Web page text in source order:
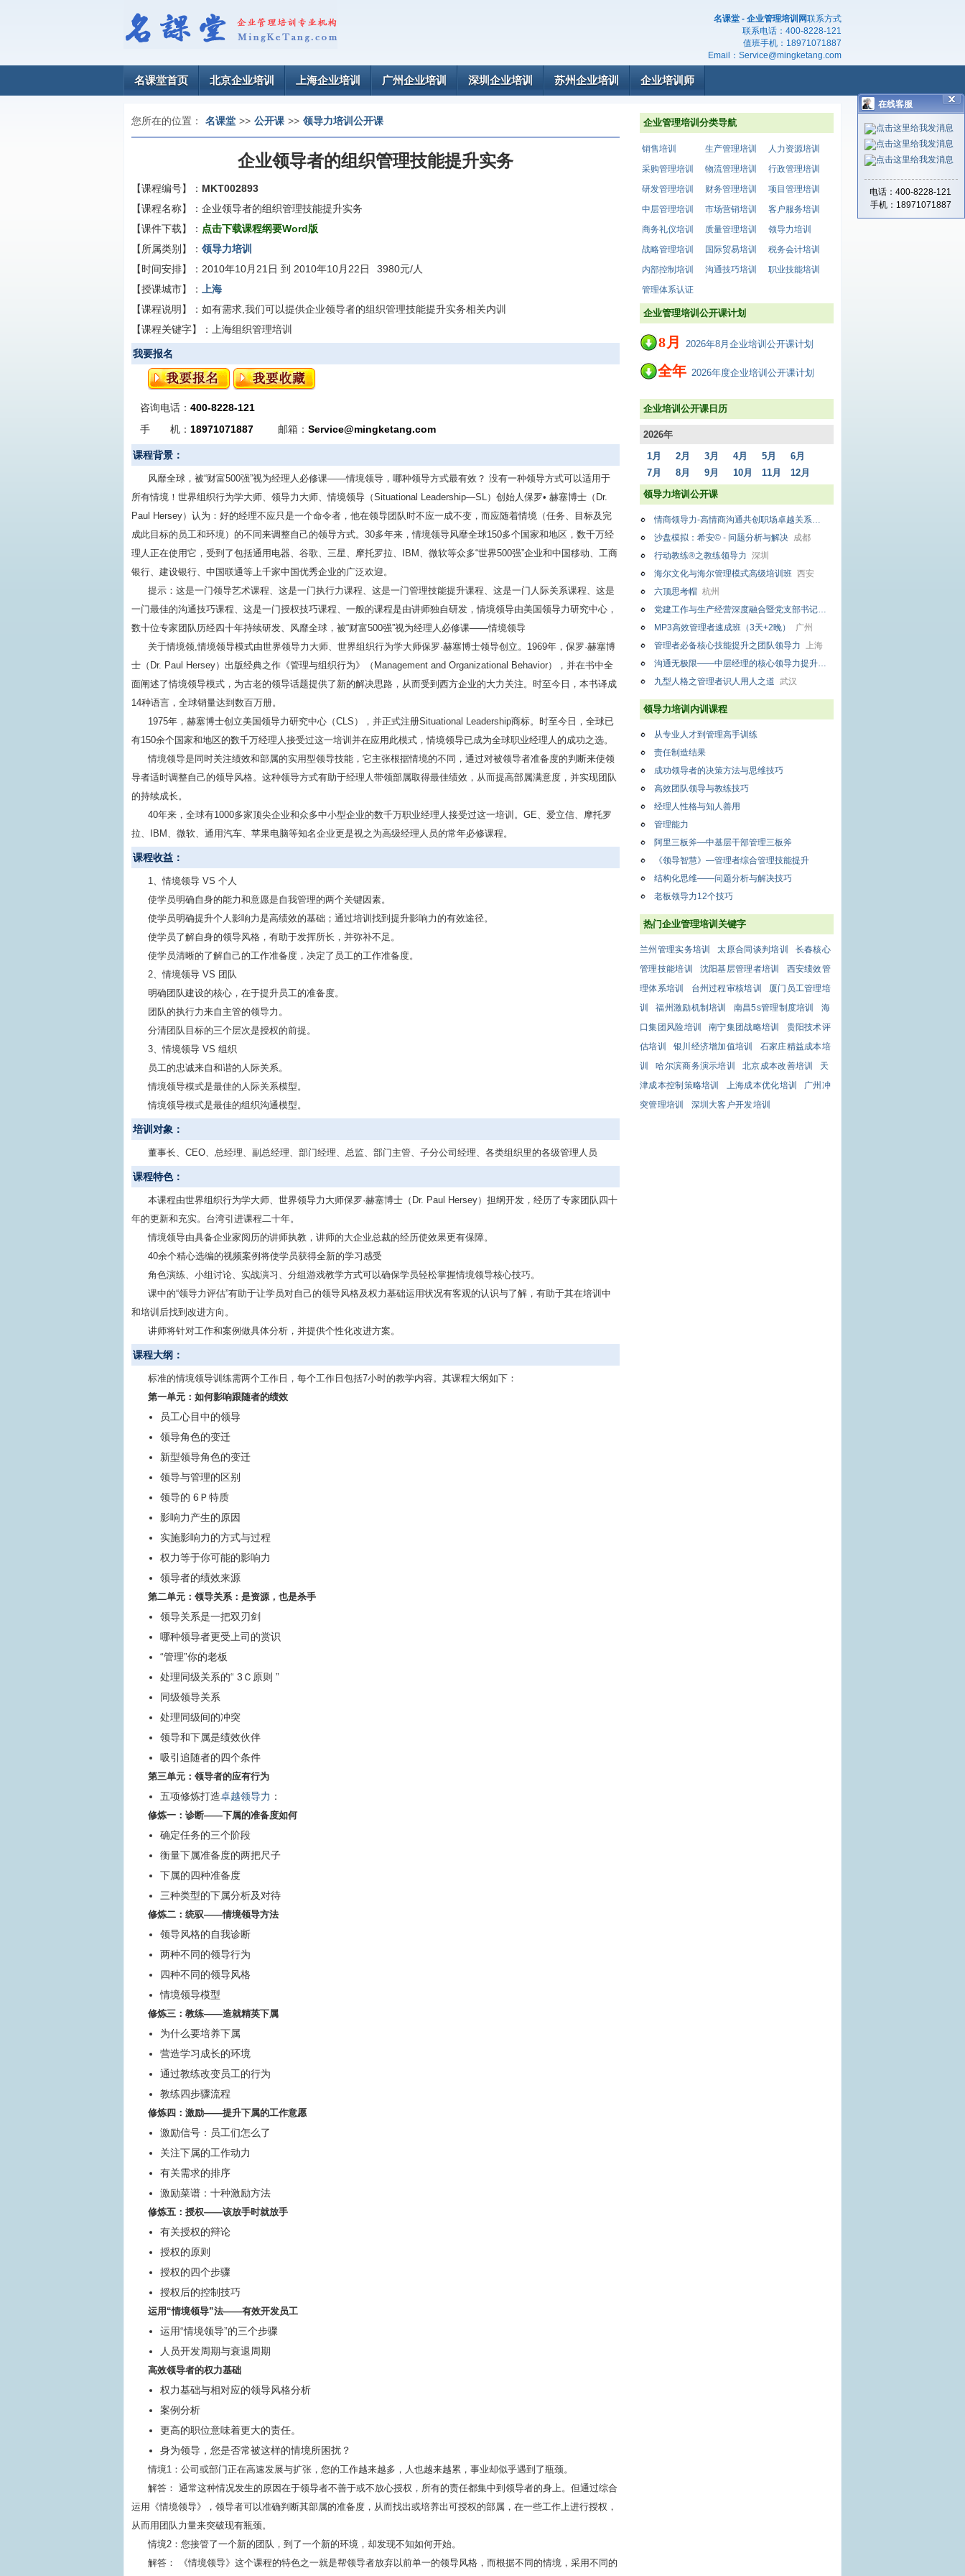
名课堂 - 企业管理培训网联系方式
联系电话： 400-8228-121
值班手机： 18971071887
Email： Service@mingketang.com
名课堂首页 北京企业培训 上海企业培训 广州企业培训 深圳企业培训 苏州企业培训 企业培训师
企业管理培训分类导航
销售培训 生产管理培训
人力资源培训
采购管理培训
物流管理培训
行政管理培训
研发管理培训
财务管理培训
项目管理培训
中层管理培训
市场营销培训
客户服务培训
商务礼仪培训
质量管理培训
领导力培训
战略管理培训
国际贸易培训
税务会计培训
内部控制培训
沟通技巧培训
职业技能培训
管理体系认证
企业管理培训公开课计划
8 月 2026年8月企业培训公开课计划
全年 2026年度企业培训公开课计划
企业培训公开课日历
2026年
1月
2月 3月 4月 5月
6月
7月
8月 9月 10月 11月
12月
领导力培训公开课
情商领导力-高情商沟通共创职场卓越关系成都
沙盘模拟：希安© - 问题分析与解决 成都
行动教练®之教练领导力 深圳
海尔文化与海尔管理模式高级培训班 西安
六顶思考帽 杭州
党建工作与生产经营深度融合暨党支部书记、党务工作者履职赋能研修班
MP3高效管理者速成班（3天+2晚）
广州
管理者必备核心技能提升之团队领导力
上海
沟通无极限——中层经理的核心领导力提升广州
九型人格之管理者识人用人之道 武汉
领导力培训内训课程
从专业人才到管理高手训练
责任制造结果
成功领导者的决策方法与思维技巧
高效团队领导与教练技巧
经理人性格与知人善用
管理能力
阿里三板斧—中基层干部管理三板斧
《领导智慧》—管理者综合管理技能提升
结构化思维——问题分析与解决技巧
老板领导力12个技巧
热门企业管理培训关键字
兰州管理实务培训 太原合同谈判培训
长春核心
管理技能培训
沈阳基层管理者培训
西安绩效管
理体系培训
台州过程审核培训
厦门员工管理培
训
福州激励机制培训 南昌5s管理制度培训
海
口集团风险培训
南宁集团战略培训
贵阳技术评
估培训
银川经济增加值培训
石家庄精益成本培
训
哈尔滨商务演示培训 北京成本改善培训
天
津成本控制策略培训
上海成本优化培训
广州冲
突管理培训
深圳大客户开发培训
您所在的位置： 名课堂 >> 公开课 >> 领导力培训公开课
企业领导者的组织管理技能提升实务
【课程编号】： MKT002893
【课程名称】： 企业领导者的组织管理技能提升实务
【课件下载】： 点击下载课程纲要Word版
【所属类别】： 领导力培训
【时间安排】： 2010年10月21日 到 2010年10月22日
3980元/人
【授课城市】：
上海
【课程说明】： 如有需求,我们可以提供企业领导者的组织管理技能提升实务相关内训
【课程关键字】：
上海组织管理培训
我要报名
咨询电话： 400-8228-121
手 机： 18971071887 邮箱： Service@mingketang.com
课程背景：
风靡全球，被“财富500强”视为经理人必修课——情境领导，哪种领导方式最有效？ 没有一种领导方式可以适用于
所有情境！世界组织行为学大师、领导力大师、情境领导（Situational Leadership—SL）创始人保罗• 赫塞博士（Dr.
Paul Hersey）认为：好的经理不应只是一个命令者，他在领导团队时不应一成不变，而应随着情境（任务、目标及完
成此目标的员工和环境）的不同来调整自己的领导方式。30多年来，情境领导风靡全球150多个国家和地区，数千万经
理人正在使用它，受到了包括通用电器、谷歌、三星、摩托罗拉、IBM、微软等众多“世界500强”企业和中国移动、工商
银行、建设银行、中国联通等上千家中国优秀企业的广泛欢迎。
提示：这是一门领导艺术课程、这是一门执行力课程、这是一门管理技能提升课程、这是一门人际关系课程、这是
一门最佳的沟通技巧课程、这是一门授权技巧课程、一般的课程是由讲师独自研发，情境领导由美国领导力研究中心，
数十位专家团队历经四十年持续研发、风靡全球，被“财富500强”视为经理人必修课——情境领导
关于情境领,情境领导模式由世界领导力大师、世界组织行为学大师保罗·赫塞博士领导创立。1969年，保罗·赫塞博
士（Dr. Paul Hersey）出版经典之作《管理与组织行为》（Management and Organizational Behavior），并在书中全
面阐述了情境领导模式，为古老的领导话题提供了新的解决思路，从而受到西方企业的大力关注。时至今日，本书译成
14种语言，全球销量达到数百万册。
1975年，赫塞博士创立美国领导力研究中心（CLS），并正式注册Situational Leadership商标。时至今日，全球已
有150余个国家和地区的数千万经理人接受过这一培训并在应用此模式，情境领导已成为全球职业经理人的成功之选。
情境领导是同时关注绩效和部属的实用型领导技能，它主张根据情境的不同，通过对被领导者准备度的判断来使领
导者适时调整自己的领导风格。这种领导方式有助于经理人带领部属取得最佳绩效，从而提高部属满意度，并实现团队
的持续成长。
40年来，全球有1000多家顶尖企业和众多中小型企业的数千万职业经理人接受过这一培训。GE、爱立信、摩托罗
拉、IBM、微软、通用汽车、苹果电脑等知名企业更是视之为高级经理人员的常年必修课程。
课程收益：
1、情境领导 VS 个人
使学员明确自身的能力和意愿是自我管理的两个关键因素。
使学员明确提升个人影响力是高绩效的基础；通过培训找到提升影响力的有效途径。
使学员了解自身的领导风格，有助于发挥所长，并弥补不足。
使学员清晰的了解自己的工作准备度，决定了员工的工作准备度。
2、情境领导 VS 团队
明确团队建设的核心，在于提升员工的准备度。
团队的执行力来自主管的领导力。
分清团队目标的三个层次是授权的前提。
3、情境领导 VS 组织
员工的忠诚来自和谐的人际关系。
情境领导模式是最佳的人际关系模型。
情境领导模式是最佳的组织沟通模型。
培训对象：
董事长、CEO、总经理、副总经理、部门经理、总监、部门主管、子分公司经理、各类组织里的各级管理人员
课程特色：
本课程由世界组织行为学大师、世界领导力大师保罗·赫塞博士（Dr. Paul Hersey）担纲开发，经历了专家团队四十
年的更新和充实。台湾引进课程二十年。
情境领导由具备企业家阅历的讲师执教，讲师的大企业总裁的经历使效果更有保障。
40余个精心选编的视频案例将使学员获得全新的学习感受
角色演练、小组讨论、实战演习、分组游戏教学方式可以确保学员轻松掌握情境领导核心技巧。
课中的“领导力评估”有助于让学员对自己的领导风格及权力基础运用状况有客观的认识与了解，有助于其在培训中
和培训后找到改进方向。
讲师将针对工作和案例做具体分析，并提供个性化改进方案。
课程大纲：
标准的情境领导训练需两个工作日，每个工作日包括7小时的教学内容。其课程大纲如下：
第一单元：如何影响跟随者的绩效
员工心目中的领导
领导角色的变迁
新型领导角色的变迁
领导与管理的区别
领导的 6Ｐ特质
影响力产生的原因
实施影响力的方式与过程
权力等于你可能的影响力
领导者的绩效来源
第二单元：领导关系：是资源，也是杀手
领导关系是一把双刃剑
哪种领导者更受上司的赏识
“管理”你的老板
处理同级关系的“ 3Ｃ原则 ”
同级领导关系
处理同级间的冲突
领导和下属是绩效伙伴
吸引追随者的四个条件
第三单元：领导者的应有行为
五项修炼打造卓越领导力 ：
修炼一：诊断——下属的准备度如何
确定任务的三个阶段
衡量下属准备度的两把尺子
下属的四种准备度
三种类型的下属分析及对待
修炼二：统驭——情境领导方法
领导风格的自我诊断
两种不同的领导行为
四种不同的领导风格
情境领导模型
修炼三：教练——造就精英下属
为什么要培养下属
营造学习成长的环境
通过教练改变员工的行为
教练四步骤流程
修炼四：激励——提升下属的工作意愿
激励信号：员工们怎么了
关注下属的工作动力
有关需求的排序
激励菜谱：十种激励方法
修炼五：授权——该放手时就放手
有关授权的辩论
授权的原则
授权的四个步骤
授权后的控制技巧
运用“情境领导”法——有效开发员工
运用“情境领导”的三个步骤
人员开发周期与衰退周期
高效领导者的权力基础
权力基础与相对应的领导风格分析
案例分析
更高的职位意味着更大的责任。
身为领导，您是否常被这样的情境所困扰？
情境1：公司或部门正在高速发展与扩张，您的工作越来越多，人也越来越累，事业却似乎遇到了瓶颈。
解答： 通常这种情况发生的原因在于领导者不善于或不放心授权，所有的责任都集中到领导者的身上。但通过综合
运用《情境领导》，领导者可以准确判断其部属的准备度，从而找出或培养出可授权的部属，在一些工作上进行授权，
从而用团队力量来突破现有瓶颈。
情境2：您接管了一个新的团队，到了一个新的环境，却发现不知如何开始。
解答： 《情境领导》这个课程的特色之一就是帮领导者放弃以前单一的领导风格，而根据不同的情境，采用不同的
在线客服
电话：400-8228-121
手机：18971071887